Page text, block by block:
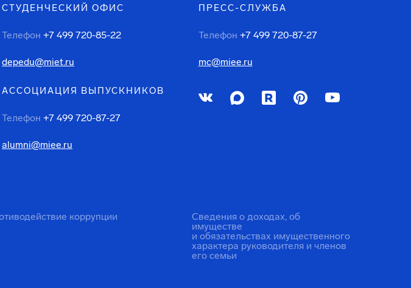
СТУДЕНЧЕСКИЙ ОФИС
Телефон +7 499 720-85-22
depedu@miet.ru
АССОЦИАЦИЯ ВЫПУСКНИКОВ
Телефон +7 499 720-87-27
alumni@miee.ru
ПРЕСС-СЛУЖБА
Телефон +7 499 720-87-27
mc@miee.ru
коррупции
Сведения о доходах, об
имуществе
и обязательствах имущественного
характера руководителя и членов
его семьи